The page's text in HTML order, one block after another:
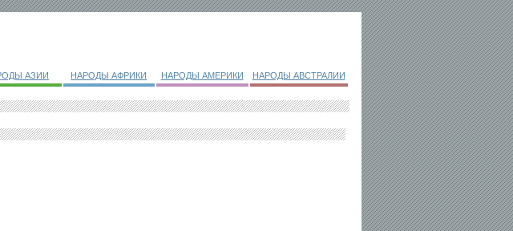
АЗИИ НАРОДЫ АФРИКИ НАРОДЫ АМЕРИКИ НАРОДЫ АВСТРАЛИИ